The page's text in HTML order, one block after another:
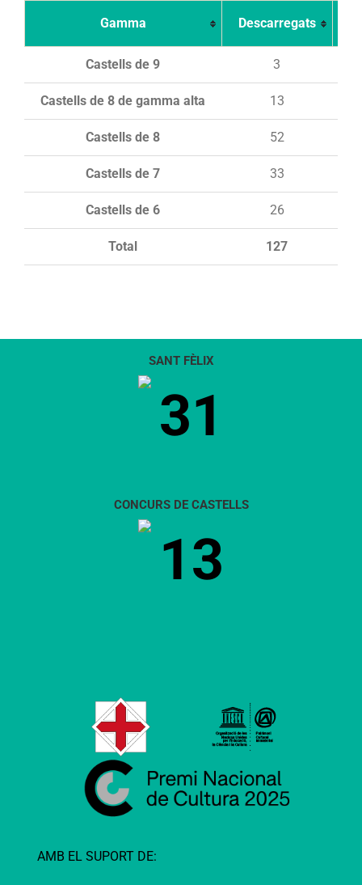
Gamma Descarregats
Total 127
Castells de 9 3
Castells de 8 de gamma alta 13
Castells de 8 52
Castells de 7 33
Castells de 6 26
SANT FÈLIX
31
CONCURS DE CASTELLS
13
AMB EL SUPORT DE: